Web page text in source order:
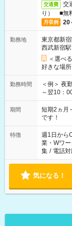
交通費
交
り） ■無
月収例 20
勤務地
東京都新
西武新宿駅
＜選べ
好きな場所
勤務時間
＜例＞ 夜
～翌10：00
みたい」
い」など ご
の方の場
仕事に慣れてか
必要な場
期間
短期2ヵ月
です！
特徴 週1日から
業・Wワ
集 / 電話
気になる！